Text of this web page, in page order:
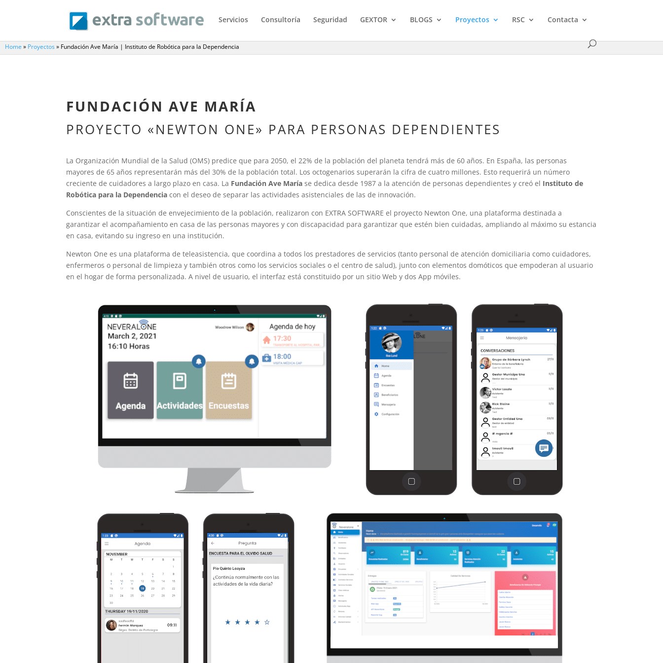
Servicios Consultoría Seguridad GEXTOR BLOGS Proyectos RSC Contacta
Home » Proyectos» Fundación Ave María | Instituto de Robótica para la Dependencia
FUNDACIÓN AVE MARÍA
PROYECTO «NEWTON ONE» PARA PERSONAS DEPENDIENTES
La Organización Mundial de la Salud (OMS) predice que para 2050, el 22% de la población del planeta tendrá más de 60 años. En España, las personas
mayores de 65 años representarán más del 30% de la población total. Los octogenarios superarán la cifra de cuatro millones. Esto requerirá un número
creciente de cuidadores a largo plazo en casa. La Fundación Ave Maríase dedica desde 1987 a la atención de personas dependientes y creó el Instituto de
Robótica para la Dependencia con el deseo de separar las actividades asistenciales de las de innovación.
Conscientes de la situación de envejecimiento de la población, realizaron con EXTRA SOFTWARE el proyecto Newton One, una plataforma destinada a
garantizar el acompañamiento en casa de las personas mayores y con discapacidad para garantizar que estén bien cuidadas, ampliando al máximo su estancia
en casa, evitando su ingreso en una institución.
Newton One es una plataforma de teleasistencia, que coordina a todos los prestadores de servicios (tanto personal de atención domiciliaria como cuidadores,
enfermeros o personal de limpieza y también otros como los servicios sociales o el centro de salud), junto con elementos domóticos que empoderan al usuario
en el hogar de forma personalizada. A nivel de usuario, el interfaz está constituido por un sitio Web y dos App móviles.